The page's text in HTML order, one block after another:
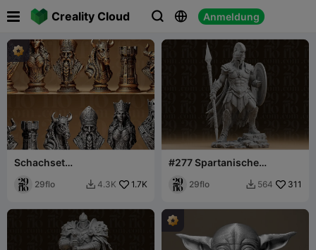
Creality Cloud   Anmeldung
 
Schachset
29flo  4.3K 1.7K
#277 Spartanische
29flo  564 311